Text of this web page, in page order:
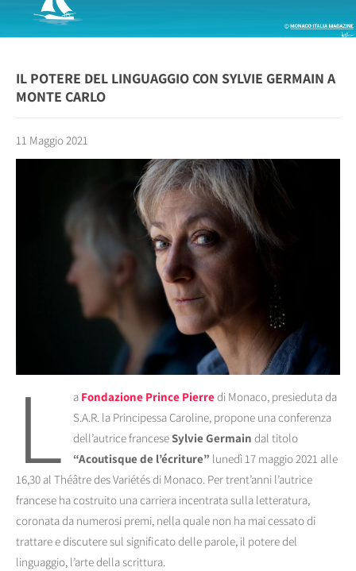
IL POTERE DEL LINGUAGGIO CON SYLVIE GERMAIN A
MONTE CARLO
11 Maggio 2021
L a Fondazione Prince Pierredi Monaco, presieduta da
S.A.R. la Principessa Caroline, propone una conferenza
dell’autrice franceseSylvie Germain dal titolo
“Acoutisque de l’écriture” lunedì 17 maggio 2021 alle
16,30 al Théâtre des Variétés di Monaco. Per trent’anni l’autrice
francese ha costruito una carriera incentrata sulla letteratura,
coronata da numerosi premi, nella quale non ha mai cessato di
trattare e discutere sul significato delle parole, il potere del
linguaggio, l’arte della scrittura.